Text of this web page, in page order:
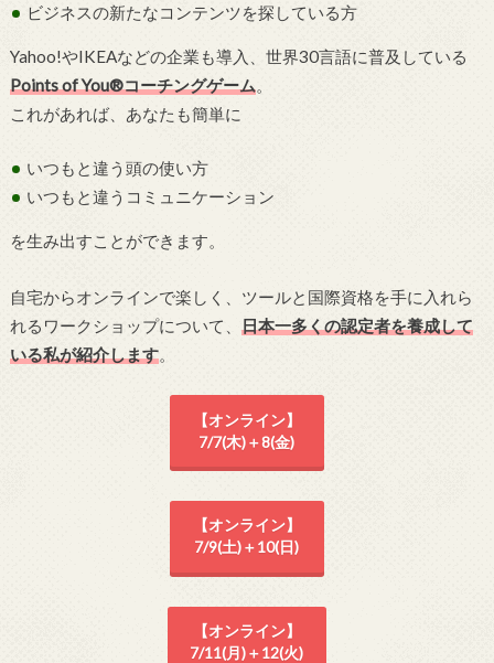
ビジネスの新たなコンテンツを探している方
Yahoo!やIKEAなどの企業も導入、世界30言語に普及している
Points of You®コーチングゲーム。
これがあれば、あなたも簡単に
いつもと違う頭の使い方
いつもと違うコミュニケーション
を生み出すことができます。
自宅からオンラインで楽しく、ツールと国際資格を手に入れら
れるワークショップについて、 日本一多くの認定者を養成して
いる私が紹介します。
【オンライン】
7/7(木)＋8(金)
【オンライン】
7/9(土)＋10(日)
【オンライン】
7/11(月)＋12(火)